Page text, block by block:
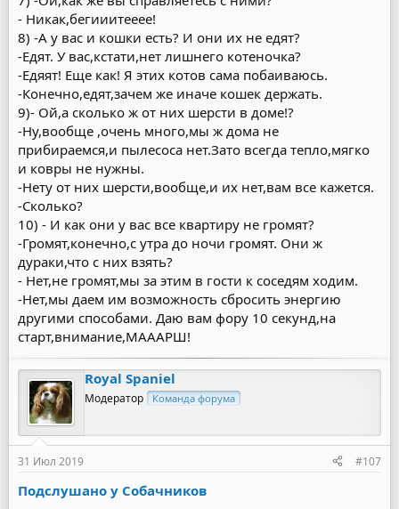
- Никак,бегииитееее!
8) -А у вас и кошки есть? И они их не едят?
-Едят. У вас,кстати,нет лишнего котеночка?
-Едяят! Еще как! Я этих котов сама побаиваюсь.
-Конечно,едят,зачем же иначе кошек держать.
9)- Ой,а сколько ж от них шерсти в доме!?
-Ну,вообще ,очень много,мы ж дома не
прибираемся,и пылесоса нет.Зато всегда тепло,мягко
и ковры не нужны.
-Нету от них шерсти,вообще,и их нет,вам все кажется.
-Сколько?
10) - И как они у вас все квартиру не громят?
-Громят,конечно,с утра до ночи громят. Они ж
дураки,что с них взять?
- Нет,не громят,мы за этим в гости к соседям ходим.
-Нет,мы даем им возможность сбросить энергию
другими способами. Даю вам фору 10 секунд,на
старт,внимание,МАААРШ!
Royal Spaniel
Модератор Команда форума
31 Июл 2019 #107
Подслушано у Собачников